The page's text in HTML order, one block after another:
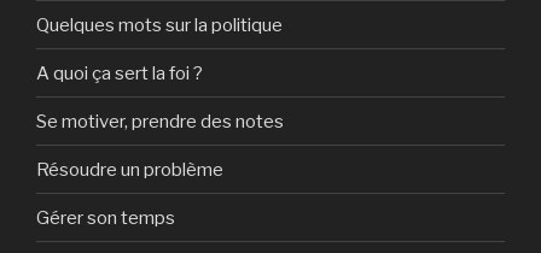
Quelques mots sur la politique
A quoi ça sert la foi ?
Se motiver, prendre des notes
Résoudre un problème
Gérer son temps